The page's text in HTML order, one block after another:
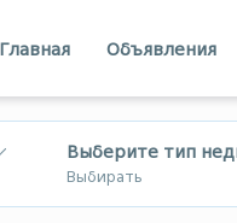
Главная Объявления
Выберите тип
Выбирать